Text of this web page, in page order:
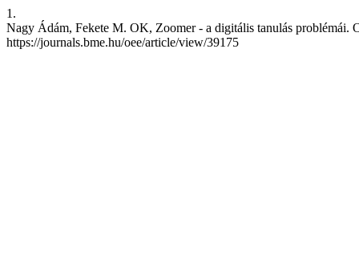
1.
Nagy Ádám, Fekete M. OK, Zoomer - a digitális tanulás problémái.
https://journals.bme.hu/oee/article/view/39175